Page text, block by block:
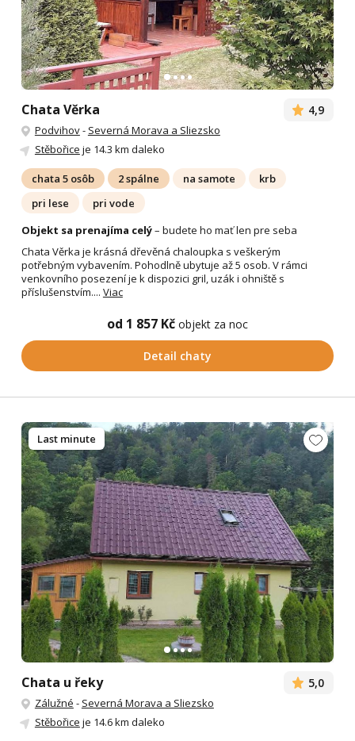
Chata Věrka 4,9
Podvihov- Severná Morava a Sliezsko
Stěbořice je 14.3 km daleko
chata 5 osôb 2 spálne na samote
krb
pri lese
pri vode
Objekt sa prenajíma celý– budete ho mať len pre seba
Chata Věrka je krásná dřevěná chaloupka s veškerým
potřebným vybavením. Pohodlně ubytuje až 5 osob. V rámci
venkovního posezení je k dispozici gril, uzák i ohniště s
příslušenstvím.... Viac
od 1 857 Kč objekt za noc
Detail chaty
Chata u řeky 5,0
Zálužné - Severná Morava a Sliezsko
Stěbořice je 14.6 km daleko
Last minute